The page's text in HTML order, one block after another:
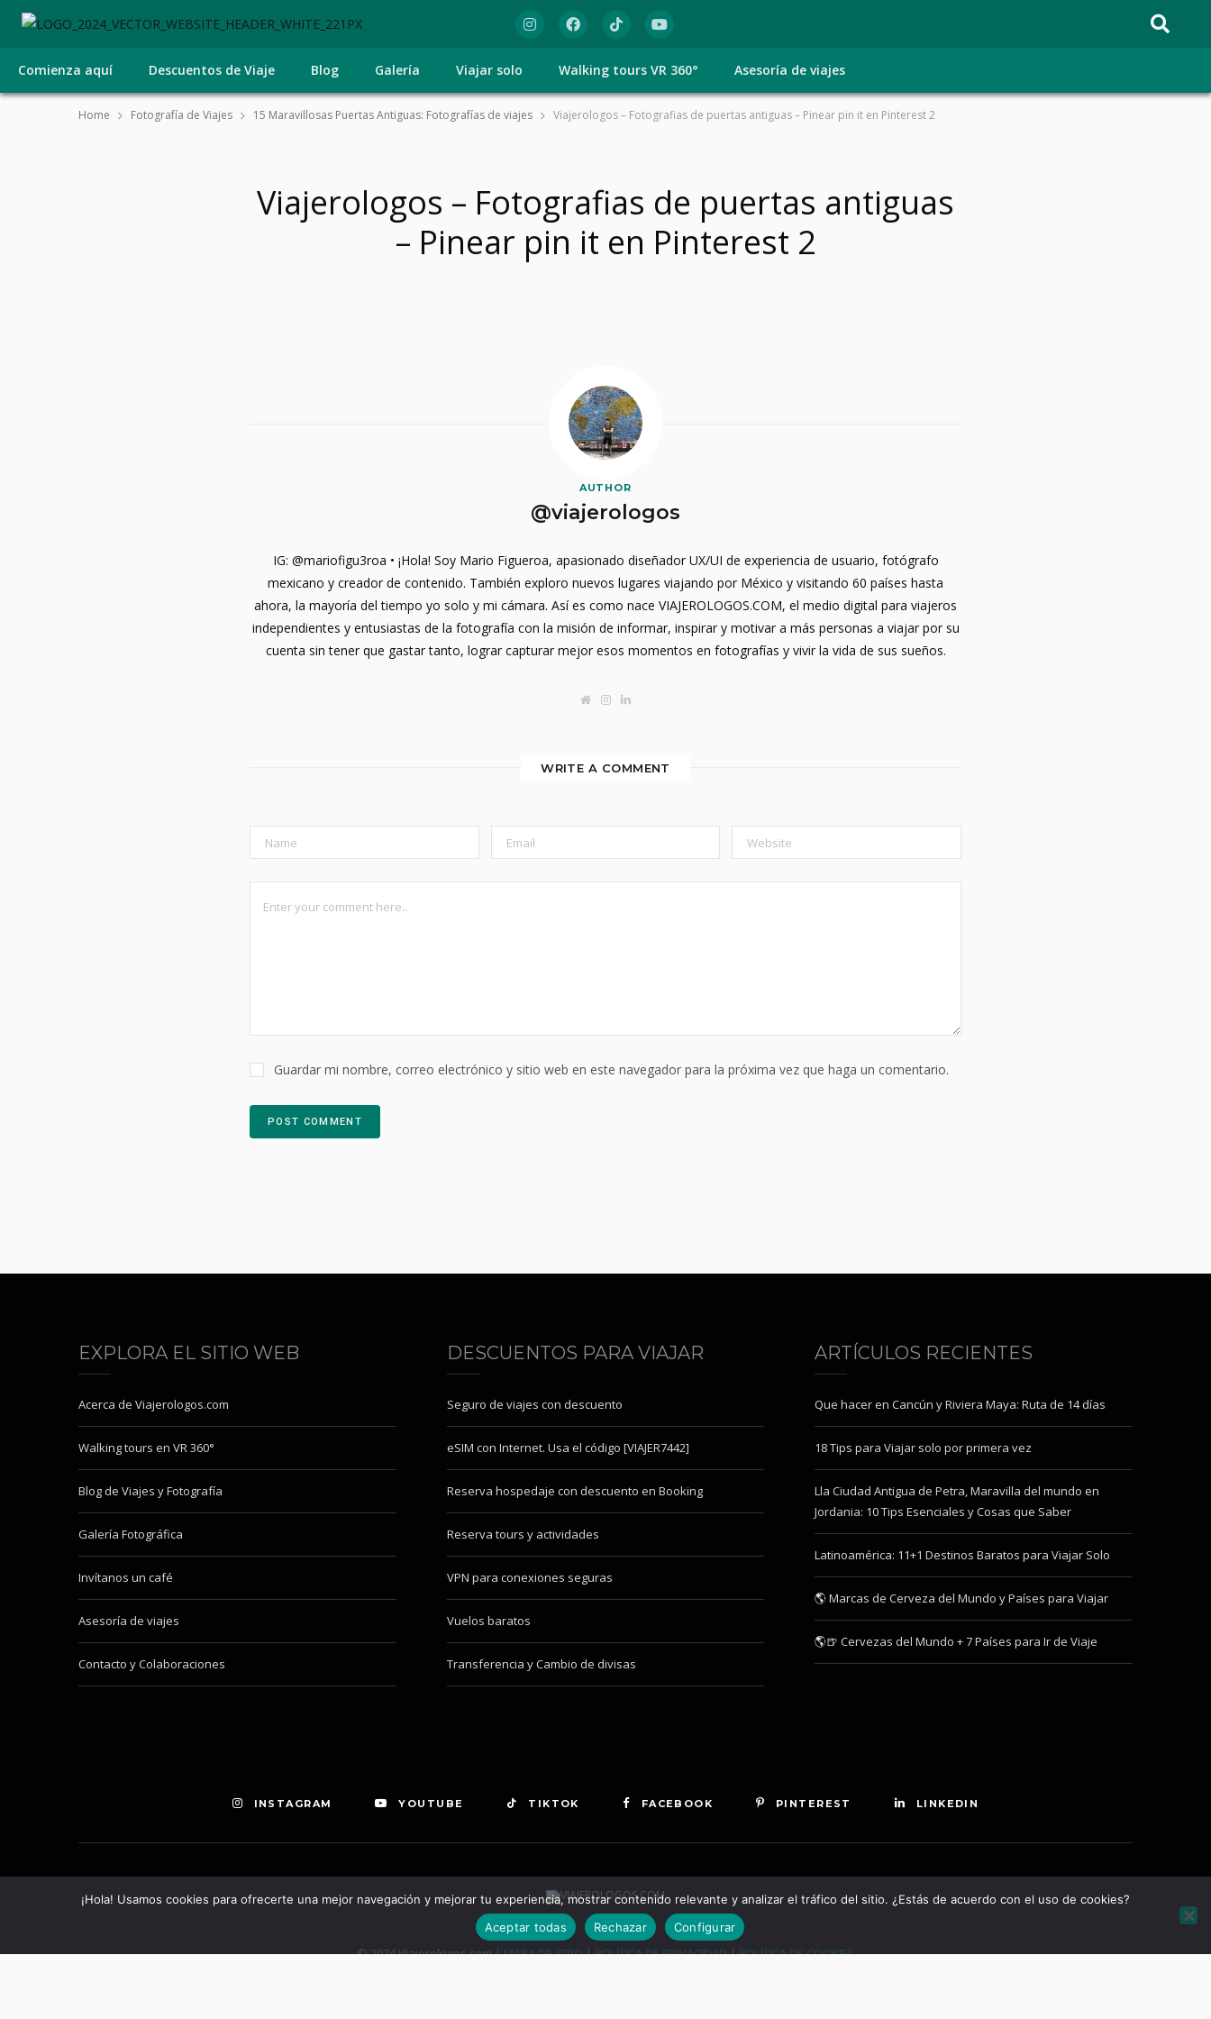
Comienza aquí Descuentos de Viaje Blog Galería Viajar solo Walking tours VR 360° Asesoría de viajes
Home Fotografía de Viajes 15 Maravillosas Puertas Antiguas: Fotografías de viajes Viajerologos – Fotografias de puertas antiguas – Pinear pin it en Pinterest 2
Viajerologos – Fotografias de puertas antiguas
– Pinear pin it en Pinterest 2
AUTHOR
@viajerologos
IG: @mariofigu3roa • ¡Hola! Soy Mario Figueroa, apasionado diseñador UX/UI de experiencia de usuario, fotógrafo
mexicano y creador de contenido. También exploro nuevos lugares viajando por México y visitando 60 países hasta
ahora, la mayoría del tiempo yo solo y mi cámara. Así es como nace VIAJEROLOGOS.COM, el medio digital para viajeros
independientes y entusiastas de la fotografía con la misión de informar, inspirar y motivar a más personas a viajar por su
cuenta sin tener que gastar tanto, lograr capturar mejor esos momentos en fotografías y vivir la vida de sus sueños.
W
e
I
r
L
I
WRITE A COMMENT
Guardar mi nombre, correo electrónico y sitio web en este navegador para la próxima vez que haga un comentario.
EXPLORA EL SITIO WEB
Acerca de Viajerologos.com
Walking tours en VR 360°
Blog de Viajes y Fotografía
Galería Fotográfica
Invítanos un café
Asesoría de viajes
Contacto y Colaboraciones
DESCUENTOS PARA VIAJAR
Seguro de viajes con descuento
eSIM con Internet. Usa el código [VIAJER7442]
Reserva hospedaje con descuento en Booking
Reserva tours y actividades
VPN para conexiones seguras
Vuelos baratos
Transferencia y Cambio de divisas
ARTÍCULOS RECIENTES
Que hacer en Cancún y Riviera Maya: Ruta de 14 días
18 Tips para Viajar solo por primera vez
Lla Ciudad Antigua de Petra, Maravilla del mundo en
Jordania: 10 Tips Esenciales y Cosas que Saber
Latinoamérica: 11+1 Destinos Baratos para Viajar Solo
🌎 Marcas de Cerveza del Mundo y Países para Viajar
🌎🍺 Cervezas del Mundo + 7 Países para Ir de Viaje
INSTAGRAM YOUTUBE TIKTOK FACEBOOK PINTEREST LINKEDIN
© 2024 Viajerologos.com |MAPA DE SITIO|POLÍTICA DE PRIVACIDAD|POLÍTICA DE COOKIES
¡Hola! Usamos cookies para ofrecerte una mejor navegación y mejorar tu experiencia, mostrar contenido relevante y analizar el tráfico del sitio. ¿Estás de acuerdo con el uso de cookies?
Aceptar todas
Rechazar Configurar